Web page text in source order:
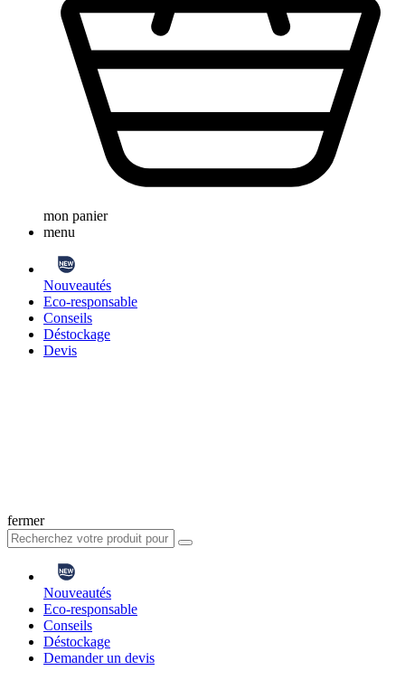
mon panier
menu
Nouveautés
Eco-responsable
Conseils
Déstockage
Devis
fermer
Nouveautés
Eco-responsable
Conseils
Déstockage
Demander un devis